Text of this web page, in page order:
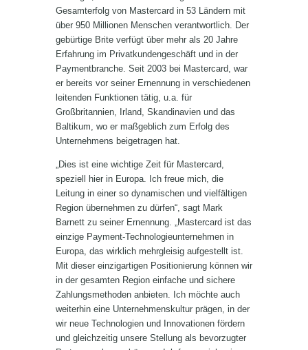
Gesamterfolg von Mastercard in 53 Ländern mit
über 950 Millionen Menschen verantwortlich. Der
gebürtige Brite verfügt über mehr als 20 Jahre
Erfahrung im Privatkundengeschäft und in der
Paymentbranche. Seit 2003 bei Mastercard, war
er bereits vor seiner Ernennung in verschiedenen
leitenden Funktionen tätig, u.a. für
Großbritannien, Irland, Skandinavien und das
Baltikum, wo er maßgeblich zum Erfolg des
Unternehmens beigetragen hat.
„Dies ist eine wichtige Zeit für Mastercard,
speziell hier in Europa. Ich freue mich, die
Leitung in einer so dynamischen und vielfältigen
Region übernehmen zu dürfen“, sagt Mark
Barnett zu seiner Ernennung. „Mastercard ist das
einzige Payment-Technologieunternehmen in
Europa, das wirklich mehrgleisig aufgestellt ist.
Mit dieser einzigartigen Positionierung können wir
in der gesamten Region einfache und sichere
Zahlungsmethoden anbieten. Ich möchte auch
weiterhin eine Unternehmenskultur prägen, in der
wir neue Technologien und Innovationen fördern
und gleichzeitig unsere Stellung als bevorzugter